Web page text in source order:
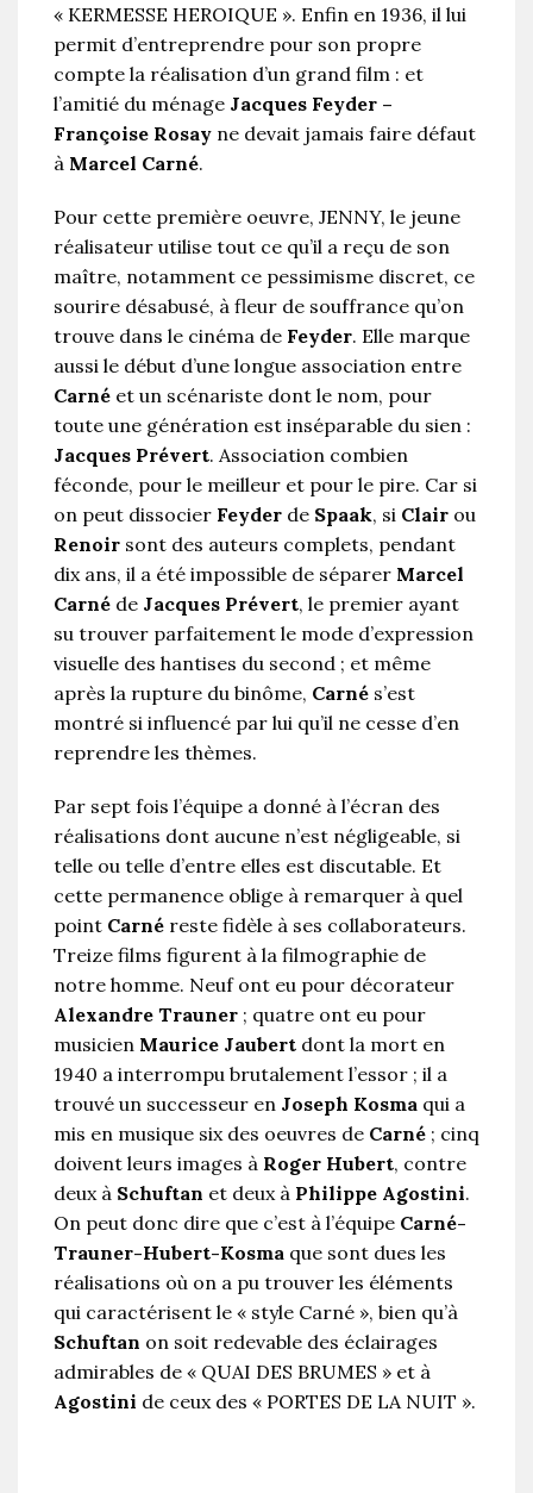
« KERMESSE HEROIQUE ». Enfin en 1936, il lui
permit d’entreprendre pour son propre
compte la réalisation d’un grand film : et
l’amitié du ménage Jacques Feyder –
Françoise Rosay ne devait jamais faire défaut
à Marcel Carné.
Pour cette première oeuvre, JENNY, le jeune
réalisateur utilise tout ce qu’il a reçu de son
maître, notamment ce pessimisme discret, ce
sourire désabusé, à fleur de souffrance qu’on
trouve dans le cinéma de Feyder. Elle marque
aussi le début d’une longue association entre
Carné et un scénariste dont le nom, pour
toute une génération est inséparable du sien :
Jacques Prévert. Association combien
féconde, pour le meilleur et pour le pire. Car si
on peut dissocier Feyder de Spaak, si Clair ou
Renoir sont des auteurs complets, pendant
dix ans, il a été impossible de séparer Marcel
Carné de Jacques Prévert, le premier ayant
su trouver parfaitement le mode d’expression
visuelle des hantises du second ; et même
après la rupture du binôme, Carné s’est
montré si influencé par lui qu’il ne cesse d’en
reprendre les thèmes.
Par sept fois l’équipe a donné à l’écran des
réalisations dont aucune n’est négligeable, si
telle ou telle d’entre elles est discutable. Et
cette permanence oblige à remarquer à quel
point Carné reste fidèle à ses collaborateurs.
Treize films figurent à la filmographie de
notre homme. Neuf ont eu pour décorateur
Alexandre Trauner ; quatre ont eu pour
musicien Maurice Jaubert dont la mort en
1940 a interrompu brutalement l’essor ; il a
trouvé un successeur en Joseph Kosma qui a
mis en musique six des oeuvres de Carné ; cinq
doivent leurs images à Roger Hubert, contre
deux à Schuftan et deux à Philippe Agostini.
On peut donc dire que c’est à l’équipe Carné-
Trauner-Hubert-Kosma que sont dues les
réalisations où on a pu trouver les éléments
qui caractérisent le « style Carné », bien qu’à
Schuftan on soit redevable des éclairages
admirables de « QUAI DES BRUMES » et à
Agostini de ceux des « PORTES DE LA NUIT ».